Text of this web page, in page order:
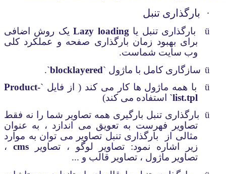
· بارگذاری تنبل
ü بارگذاری تنبل یا Lazy loading یک روش اضافی
برای بهبود زمان بارگذاری صفحه و عملکرد کلی
وب سایت شماست.
ü سازگاری کامل با ماژول `blocklayered
`.
ü
با همه ماژول ها کار می کند ( از فایل `Product-
list.tpl` استفاده می کند)
ü بارگذاری تنبل بارگیری همه تصاویر شما را نه فقط
تصاویر فهرست به تعویق می اندازد ، به عنوان
مثالی از
بارگذاری تنبل تصاویر می توان به موارد
زیر اشاره نمود: تصاویر لوگو ، تصاویرcms ،
تصاویر ماژول ، تصاویر قالب و ...